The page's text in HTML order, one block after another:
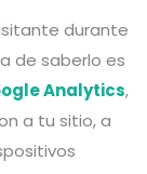
durante
de saberlo es
Analytics,
a tu sitio, a